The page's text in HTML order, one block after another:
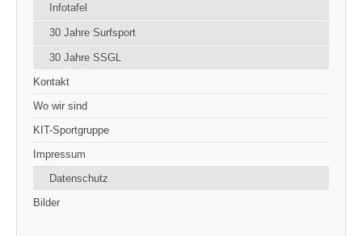
Infotafel
30 Jahre Surfsport
30 Jahre SSGL
Kontakt
Wo wir sind
KIT-Sportgruppe
Impressum
Datenschutz
Bilder